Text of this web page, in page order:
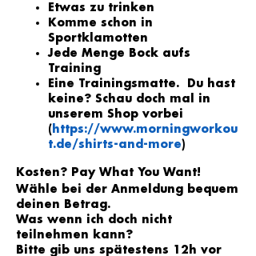
Etwas zu trinken
Komme schon in
Sportklamotten
Jede Menge Bock aufs
Training
Eine Trainingsmatte. Du hast
keine? Schau doch mal in
unserem Shop vorbei
( https://www.morningworkou
t.de/shirts-and-more)
Kosten? Pay What You Want!
Wähle bei der Anmeldung bequem
deinen Betrag.
Was wenn ich doch nicht
teilnehmen kann?
Bitte gib uns spätestens 12h vor